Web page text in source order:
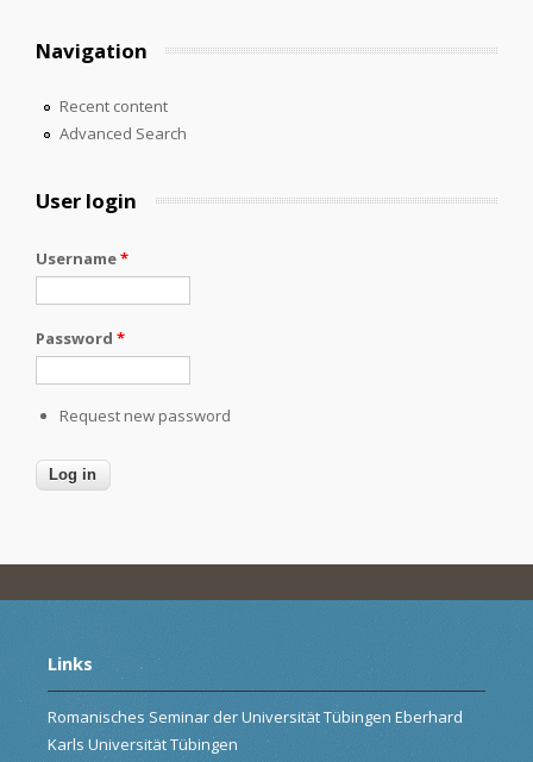
Navigation
Recent content
Advanced Search
User login
Username*
Password *
Request new password
Links
Romanisches Seminar der Universität Tübingen Eberhard
Karls Universität Tübingen